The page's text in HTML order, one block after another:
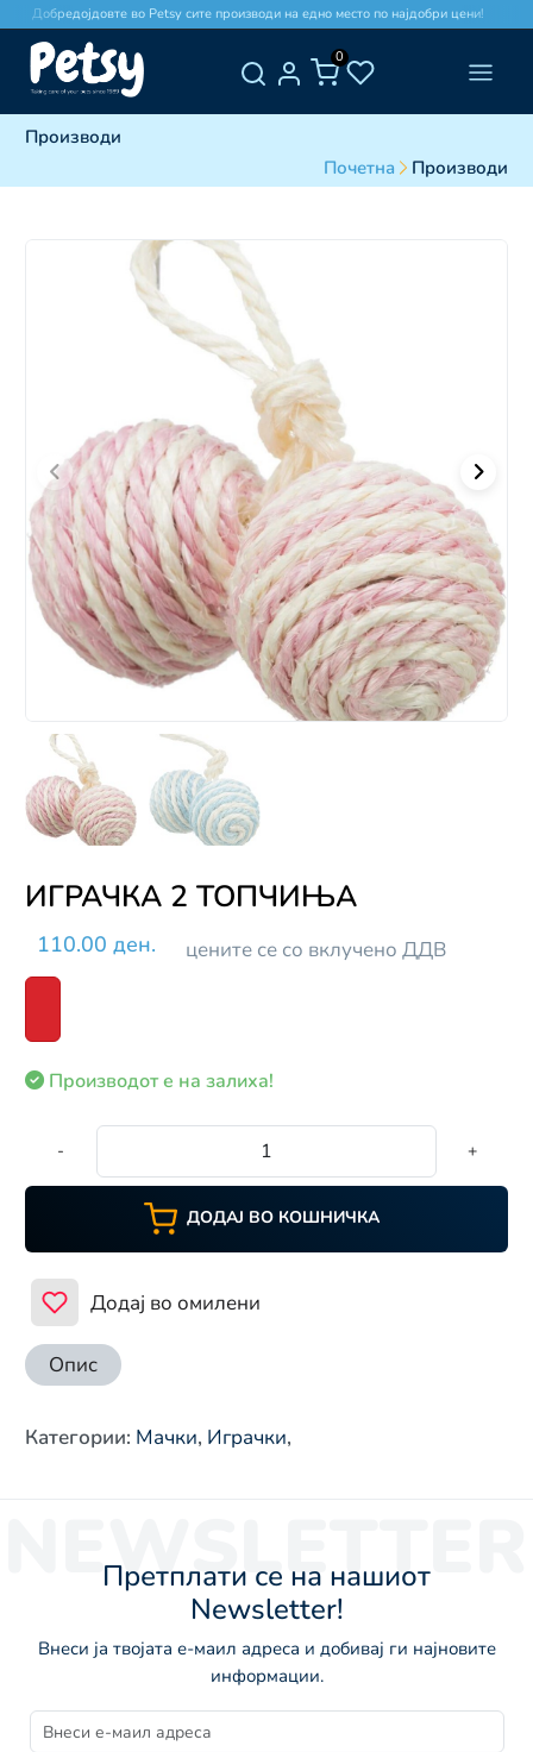
Добредојдовте во Petsy сите производи на едно место по најдобри цени!
0
Производи
Почетна
Производи
ИГРАЧКА 2 ТОПЧИЊА
110.00 ден. цените се со вклучено ДДВ
Производот е на залиха!
- +
ДОДАЈ ВО КОШНИЧКА
Додај во омилени
Опис
Категории: Мачки, Играчки,
NEWSLETTER
Претплати се на нашиот
Newsletter!
Внеси ја твојата е-маил адреса и добивај ги најновите
информации.